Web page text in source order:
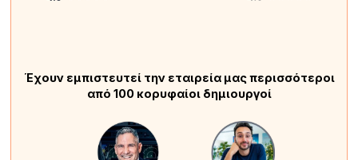
Έχουν εμπιστευτεί την εταιρεία μας περισσότεροι
από 100 κορυφαίοι δημιουργοί